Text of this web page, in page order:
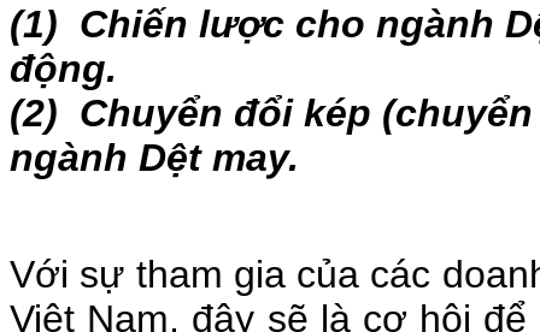
(1) Chiến lược cho ngành
động.
(2) Chuyển đổi kép
ngành Dệt may.
Với sự tham gia của các
Việt Nam, đây sẽ là cơ hội